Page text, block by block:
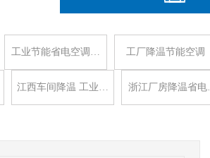
工业节能省电空调… 工厂降温节能空调
江西车间降温 工业… 浙江厂房降温省